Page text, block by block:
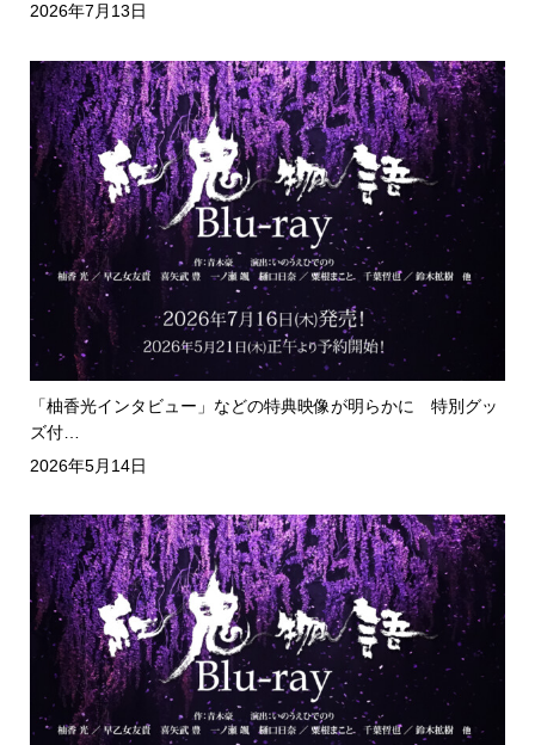
2026年7月13日
「柚香光インタビュー」などの特典映像が明らかに 特別グッ
ズ付…
2026年5月14日